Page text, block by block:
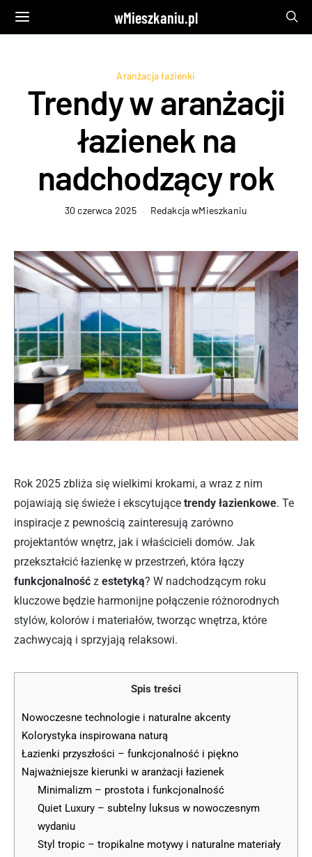
wMieszkaniu.pl
Aranżacja łazienki
Trendy w aranżacji
łazienek na
nadchodzący rok
30 czerwca 2025 Redakcja wMieszkaniu
Rok 2025 zbliża się wielkimi krokami, a wraz z nim
pojawiają się świeże i ekscytujące trendy łazienkowe. Te
inspiracje z pewnością zainteresują zarówno
projektantów wnętrz, jak i właścicieli domów. Jak
przekształcić łazienkę w przestrzeń, która łączy
funkcjonalność z estetyką? W nadchodzącym roku
kluczowe będzie harmonijne połączenie różnorodnych
stylów, kolorów i materiałów, tworząc wnętrza, które
zachwycają i sprzyjają relaksowi.
Spis treści
Nowoczesne technologie i naturalne akcenty
Kolorystyka inspirowana naturą
Łazienki przyszłości – funkcjonalność i piękno
Najważniejsze kierunki w aranżacji łazienek
Minimalizm – prostota i funkcjonalność
Quiet Luxury – subtelny luksus w nowoczesnym
wydaniu
Styl tropic – tropikalne motywy i naturalne materiały